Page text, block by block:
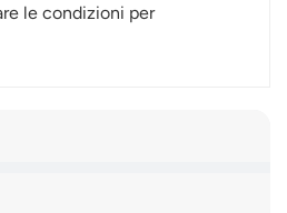
le condizioni per